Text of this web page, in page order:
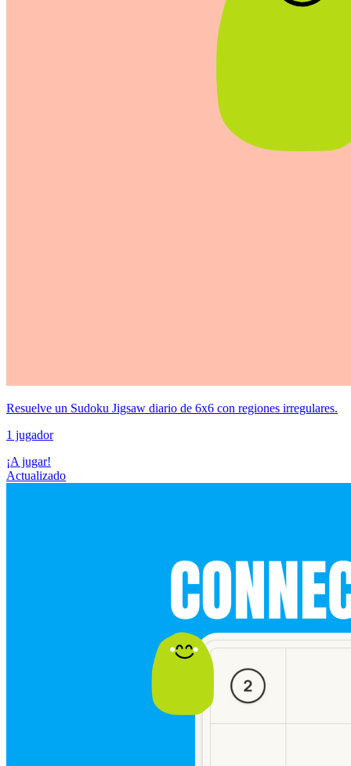
Resuelve un Sudoku Jigsaw diario de 6x6 con regiones irregulares.
1 jugador
¡A jugar!
Actualizado